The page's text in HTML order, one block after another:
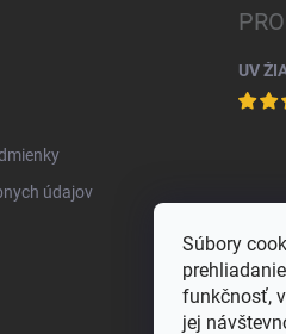
Súbory
funkčnosť,
jej
údajov
UV